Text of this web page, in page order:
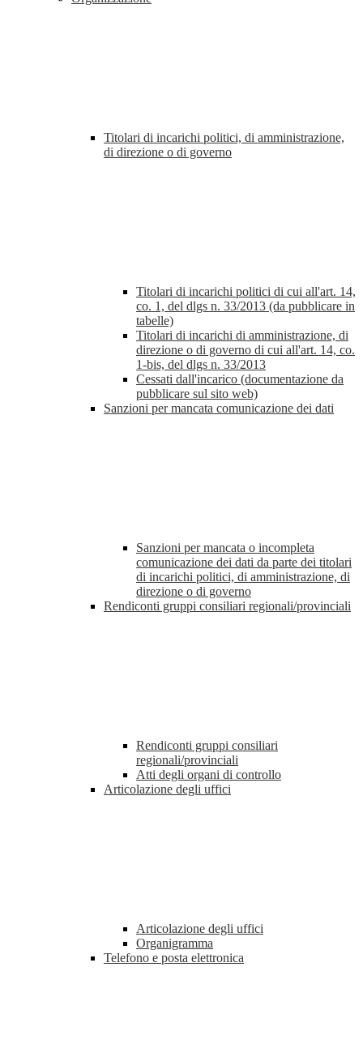
Titolari di incarichi politici, di amministrazione,
di direzione o di governo
Titolari di incarichi politici di cui all'art. 14,
co. 1, del dlgs n. 33/2013 (da pubblicare in
tabelle)
Titolari di incarichi di amministrazione, di
direzione o di governo di cui all'art. 14, co.
1-bis, del dlgs n. 33/2013
Cessati dall'incarico (documentazione da
pubblicare sul sito web)
Sanzioni per mancata comunicazione dei dati
Sanzioni per mancata o incompleta
comunicazione dei dati da parte dei titolari
di incarichi politici, di amministrazione, di
direzione o di governo
Rendiconti gruppi consiliari regionali/provinciali
Rendiconti gruppi consiliari
regionali/provinciali
Atti degli organi di controllo
Articolazione degli uffici
Articolazione degli uffici
Organigramma
Telefono e posta elettronica